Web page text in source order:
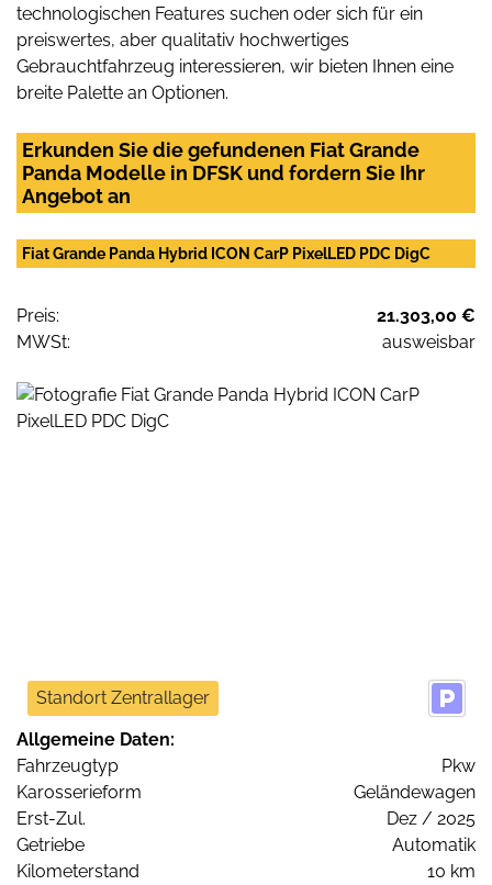
technologischen Features suchen oder sich für ein
preiswertes, aber qualitativ hochwertiges
Gebrauchtfahrzeug interessieren, wir bieten Ihnen eine
breite Palette an Optionen.
Erkunden Sie die gefundenen Fiat Grande
Panda Modelle in DFSK und fordern Sie Ihr
Angebot an
Fiat Grande Panda Hybrid ICON CarP PixelLED PDC DigC
Preis:
21.303,00 €
MWSt:
ausweisbar
Standort Zentrallager
Allgemeine Daten:
Fahrzeugtyp
Pkw
Karosserieform
Geländewagen
Erst-Zul.
Dez / 2025
Getriebe
Automatik
Kilometerstand
10 km